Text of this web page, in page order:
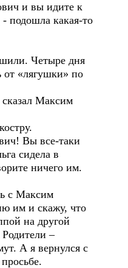
и вы идите к
подошла какая-то
Четыре дня
«лягушки» по
Максим
Вы все-таки
сидела в
ничего им.
Максим
им и скажу, что
на другой
–
А я вернулся с